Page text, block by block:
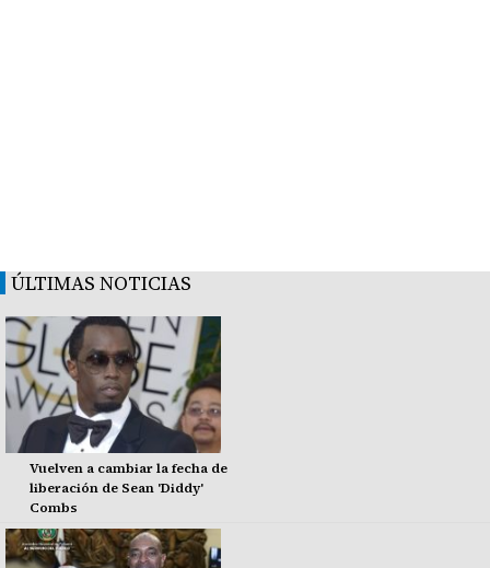
ÚLTIMAS NOTICIAS
Vuelven a cambiar la fecha de
liberación de Sean 'Diddy'
Combs